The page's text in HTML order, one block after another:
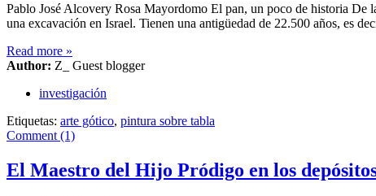
Pablo José Alcovery Rosa Mayordomo El pan, un poco de historia De
una excavación en Israel. Tienen una antigüedad de 22.500 años, es
Read more »
Author: Z_ Guest blogger
investigación
Etiquetas: arte gótico, pintura sobre tabla
Comment (1)
El Maestro del Hijo Pródigo en los